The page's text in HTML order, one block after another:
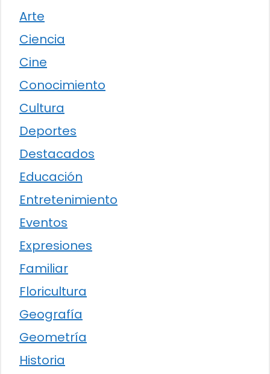
Arte
Ciencia
Cine
Conocimiento
Cultura
Deportes
Destacados
Educación
Entretenimiento
Eventos
Expresiones
Familiar
Floricultura
Geografía
Geometría
Historia